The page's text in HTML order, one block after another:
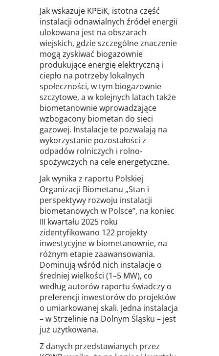
Jak wskazuje KPEiK, istotna część
instalacji odnawialnych źródeł energii
ulokowana jest na obszarach
wiejskich, gdzie szczególne znaczenie
mogą zyskiwać biogazownie
produkujące energię elektryczną i
ciepło na potrzeby lokalnych
społeczności, w tym biogazownie
szczytowe, a w kolejnych latach także
biometanownie wprowadzające
wzbogacony biometan do sieci
gazowej. Instalacje te pozwalają na
wykorzystanie pozostałości z
odpadów rolniczych i rolno-
spożywczych na cele energetyczne.
Jak wynika z raportu Polskiej
Organizacji Biometanu „Stan i
perspektywy rozwoju instalacji
biometanowych w Polsce”, na koniec
III kwartału 2025 roku
zidentyfikowano 122 projekty
inwestycyjne w biometanownie, na
różnym etapie zaawansowania.
Dominują wśród nich instalacje o
średniej wielkości (1–5 MW), co
według autorów raportu świadczy o
preferencji inwestorów do projektów
o umiarkowanej skali. Jedna instalacja
– w Strzelinie na Dolnym Śląsku – jest
już użytkowana.
Z danych przedstawianych przez